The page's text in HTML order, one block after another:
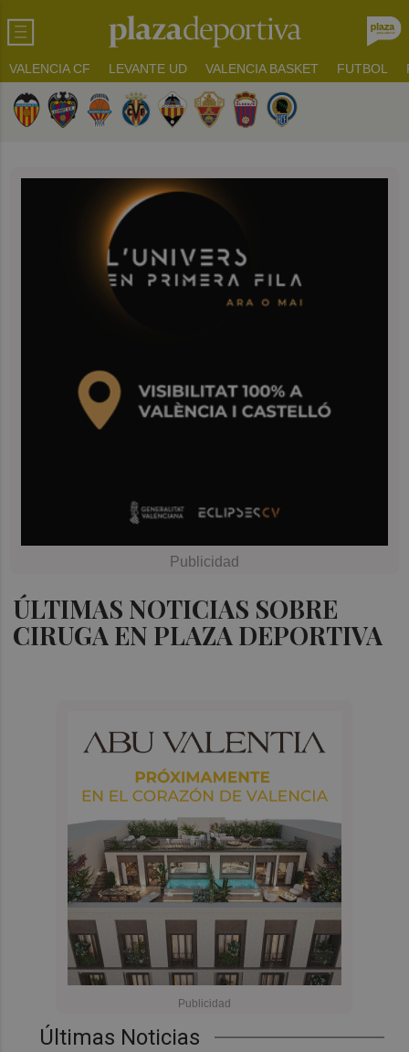
VALENCIA CF LEVANTE UD VALENCIA BASKET FUTBOL
ÚLTIMAS NOTICIAS SOBRE
CIRUGA EN PLAZA DEPORTIVA
Últimas Noticias